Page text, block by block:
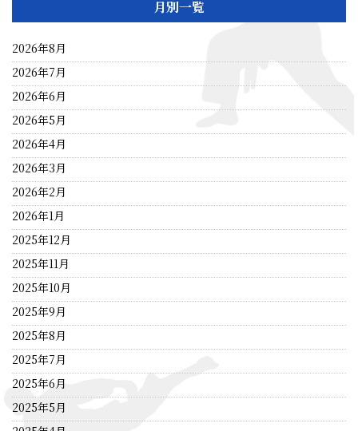
月別一覧
2026年8月
2026年7月
2026年6月
2026年5月
2026年4月
2026年3月
2026年2月
2026年1月
2025年12月
2025年11月
2025年10月
2025年9月
2025年8月
2025年7月
2025年6月
2025年5月